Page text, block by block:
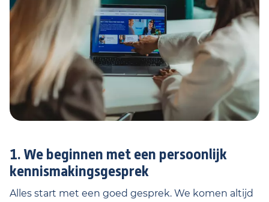
1. We beginnen met een persoonlijk
kennismakingsgesprek
Alles start met een goed gesprek. We komen altijd